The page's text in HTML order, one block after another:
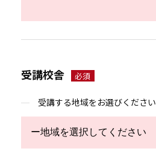
受講校舎 必須
受講する地域をお選びください